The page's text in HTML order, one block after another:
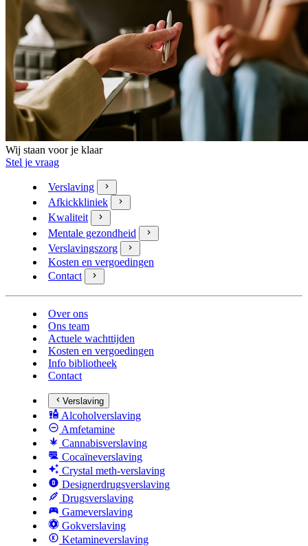
Wij staan voor je klaar
Stel je vraag
Verslaving
Afkickkliniek
Kwaliteit
Mentale gezondheid
Verslavingszorg
Kosten en vergoedingen
Contact
Over ons
Ons team
Actuele wachttijden
Kosten en vergoedingen
Info bibliotheek
Contact
Verslaving
Alcoholverslaving
Amfetamine
Cannabisverslaving
Cocaïneverslaving
Crystal meth-verslaving
Designerdrugsverslaving
Drugsverslaving
Gameverslaving
Gokverslaving
Ketamineverslaving